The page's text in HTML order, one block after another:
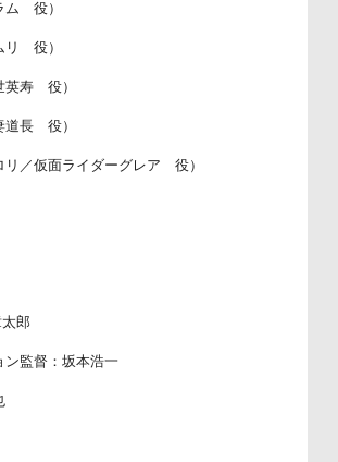
ム 役）
役）
英寿 役）
道長 役）
／仮面ライダーグレア 役）
郎
監督：坂本浩一